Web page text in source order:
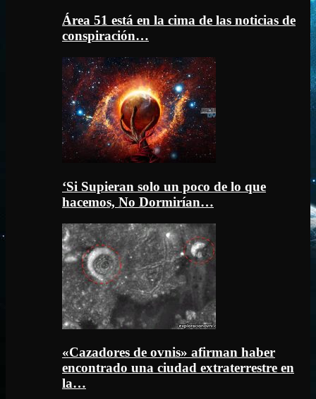
Área 51 está en la cima de las noticias de
conspiración…
‘Si Supieran solo un poco de lo que
hacemos, No Dormirían…
«Cazadores de ovnis» afirman haber
encontrado una ciudad extraterrestre en
la…